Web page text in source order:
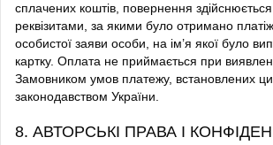
сплачених коштів, повернення
реквізитами, за якими було отримано платіж,
особистої заяви особи, на ім’я якої було
картку. Оплата не приймається при
Замовником умов платежу, встановлених
законодавством України.
8. АВТОРСЬКІ ПРАВА І